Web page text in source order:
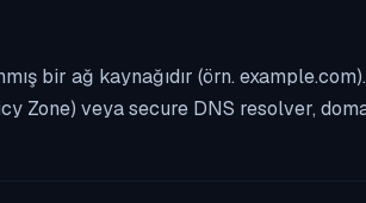
bir ağ kaynağıdır (örn.
Zone) veya secure DNS resolver,